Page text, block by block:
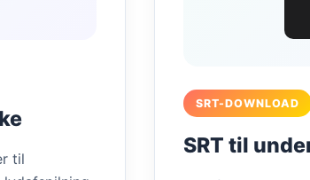
til
SRT-DOWNLOAD
SRT til